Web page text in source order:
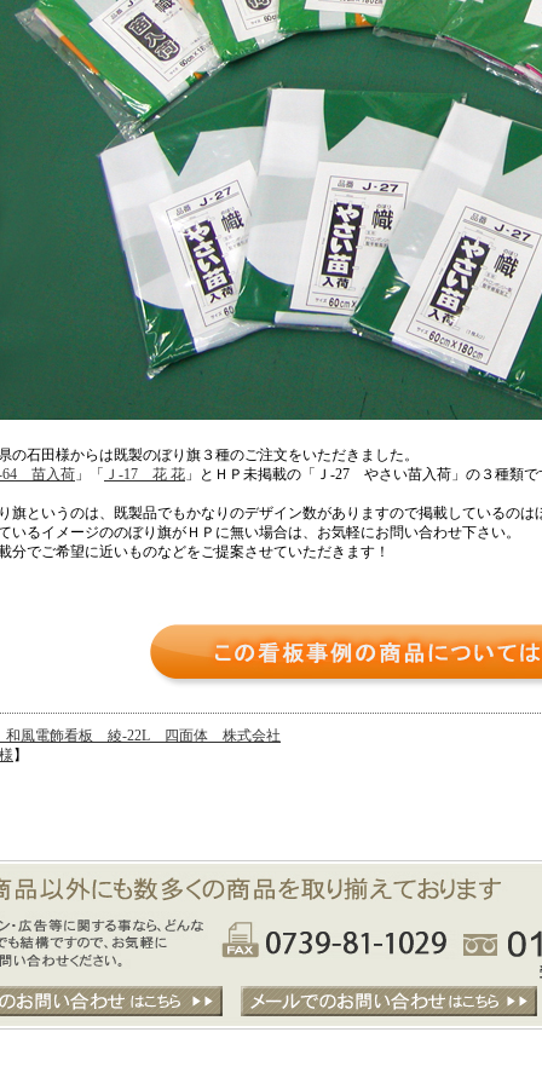
の石田様からは既製のぼり旗３種のご注文をいただきました。
64 苗入荷 」「 Ｊ-17 花 花 」とＨＰ未掲載の「Ｊ-27 やさい苗入荷」の３種類で
旗というのは、既製品でもかなりのデザイン数がありますので掲載しているのは
いるイメージののぼり旗がＨＰに無い場合は、お気軽にお問い合わせ下さい。
分でご希望に近いものなどをご提案させていただきます！
和風電飾看板 綾-22L 四面体 株式会社
】